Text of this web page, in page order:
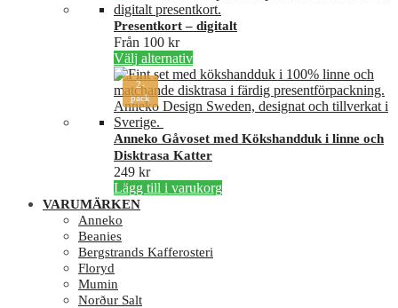
Presentkort – digitalt
Från 100 kr
Välj alternativDen
här
produkten
har
varianter.
De
alternativen
produktsidan
2-
pack
Anneko Gåvoset med Kökshandduk i linne och
Disktrasa Katter
249 kr
Lägg till i varukorg
VARUMÄRKEN
Anneko
Beanies
Bergstrands Kafferosteri
Floryd
Mumin
Norður Salt